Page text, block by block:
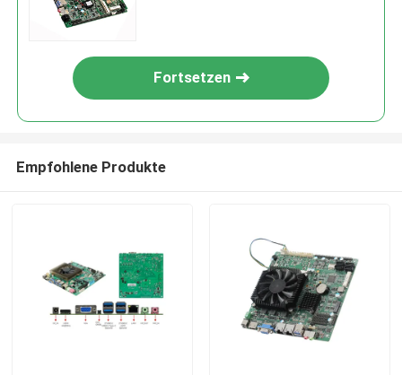
Fortsetzen
Empfohlene Produkte